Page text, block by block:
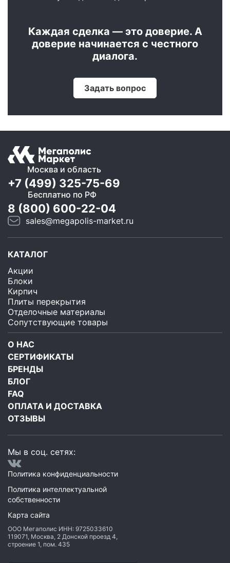
Каждая сделка — это доверие. А
доверие начинается с честного
диалога.
Задать вопрос
Москва и область
+7 (499) 325-75-69
Бесплатно по РФ
8 (800) 600-22-04
sales@megapolis-market.ru
КАТАЛОГ
Акции
Блоки
Кирпич
Плиты перекрытия
Отделочные материалы
Сопутствующие товары
О НАС
СЕРТИФИКАТЫ
БРЕНДЫ
БЛОГ
FAQ
ОПЛАТА И ДОСТАВКА
ОТЗЫВЫ
Мы в соц. сетях:
Политика конфиденциальности
Политика интеллектуальной
собственности
Карта сайта
ООО Мегаполис ИНН: 9725033610
119071, Москва, 2 Донской проезд 4,
строение 1, пом. 435